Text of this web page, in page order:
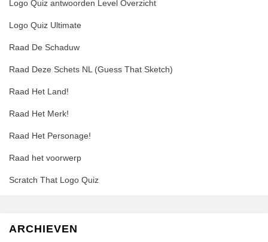
Logo Quiz antwoorden Level Overzicht
Logo Quiz Ultimate
Raad De Schaduw
Raad Deze Schets NL (Guess That Sketch)
Raad Het Land!
Raad Het Merk!
Raad Het Personage!
Raad het voorwerp
Scratch That Logo Quiz
ARCHIEVEN